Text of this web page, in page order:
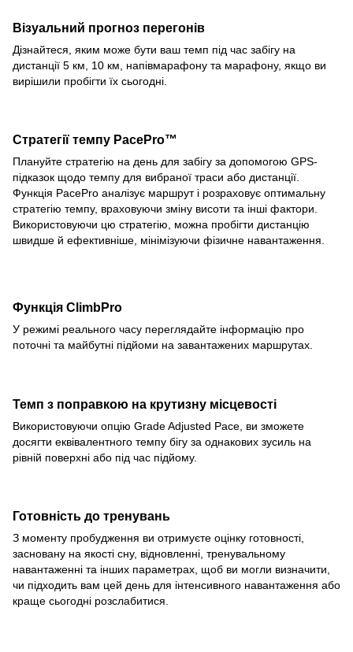
Візуальний прогноз перегонів
Дізнайтеся, яким може бути ваш темп під час забігу на
дистанції 5 км, 10 км, напівмарафону та марафону, якщо ви
вирішили пробігти їх сьогодні.
Стратегії темпу PacePro™
Плануйте стратегію на день для забігу за допомогою GPS-
підказок щодо темпу для вибраної траси або дистанції.
Функція PacePro аналізує маршрут і розраховує оптимальну
стратегію темпу, враховуючи зміну висоти та інші фактори.
Використовуючи цю стратегію, можна пробігти дистанцію
швидше й ефективніше, мінімізуючи фізичне навантаження.
Функція ClimbPro
У режимі реального часу переглядайте інформацію про
поточні та майбутні підйоми на завантажених маршрутах.
Темп з поправкою на крутизну місцевості
Використовуючи опцію Grade Adjusted Pace, ви зможете
досягти еквівалентного темпу бігу за однакових зусиль на
рівній поверхні або під час підйому.
Готовність до тренувань
З моменту пробудження ви отримуєте оцінку готовності,
засновану на якості сну, відновленні, тренувальному
навантаженні та інших параметрах, щоб ви могли визначити,
чи підходить вам цей день для інтенсивного навантаження або
краще сьогодні розслабитися.